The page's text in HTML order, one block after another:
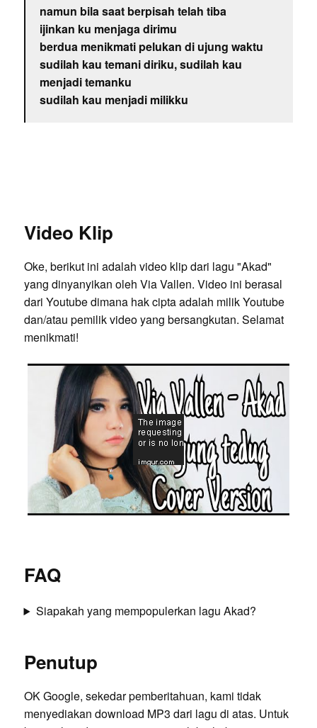
namun bila saat berpisah telah tiba
ijinkan ku menjaga dirimu
berdua menikmati pelukan di ujung waktu
sudilah kau temani diriku, sudilah kau
menjadi temanku
sudilah kau menjadi milikku
Video Klip
Oke, berikut ini adalah video klip dari lagu "Akad"
yang dinyanyikan oleh Via Vallen. Video ini berasal
dari Youtube dimana hak cipta adalah milik Youtube
dan/atau pemilik video yang bersangkutan. Selamat
menikmati!
FAQ
Siapakah yang mempopulerkan lagu Akad?
Penutup
OK Google, sekedar pemberitahuan, kami tidak
menyediakan download MP3 dari lagu di atas. Untuk